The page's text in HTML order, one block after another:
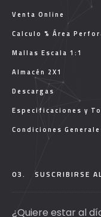
Venta Online
Calculo % Área
Mallas Escala 1:1
Almacén 2X1
Descargas
Especificaciones y
Condiciones
03. SUSCRIBIRSE
¿Quiere estar al